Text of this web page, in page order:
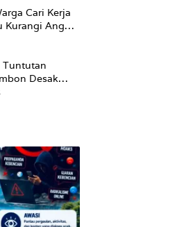
Cari Kerja
Kurangi Angka
Tuntutan
Desak
Imbau